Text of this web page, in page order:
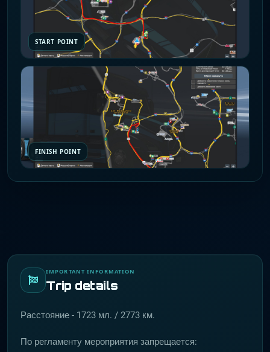
START POINT
FINISH POINT
IMPORTANT INFORMATION
Trip details
Расстояние - 1723 мл. / 2773 км.
По регламенту мероприятия запрещается: